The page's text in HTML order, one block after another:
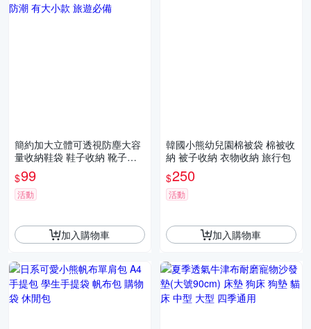
簡約加大立體可透視防塵大容
量收納鞋袋 鞋子收納 靴子收
納 防潮 有大小款 旅遊必備
$99
活動
加入購物車
韓國小熊幼兒園棉被袋 棉被收
納 被子收納 衣物收納 旅行包
$250
活動
加入購物車